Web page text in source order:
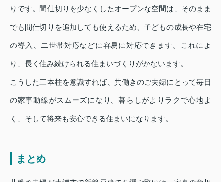
りです。間仕切りを少なくしたオープンな空間は、そのまま
でも間仕切りを追加しても使えるため、子どもの成長や在宅
の導入、二世帯対応などに容易に対応できます。これによ
り、長く住み続けられる住まいづくりがかないます。
こうした三本柱を意識すれば、共働きのご夫婦にとって毎日
の家事動線がスムーズになり、暮らしがよりラクで心地よ
く、そして将来も安心できる住まいになります。
まとめ